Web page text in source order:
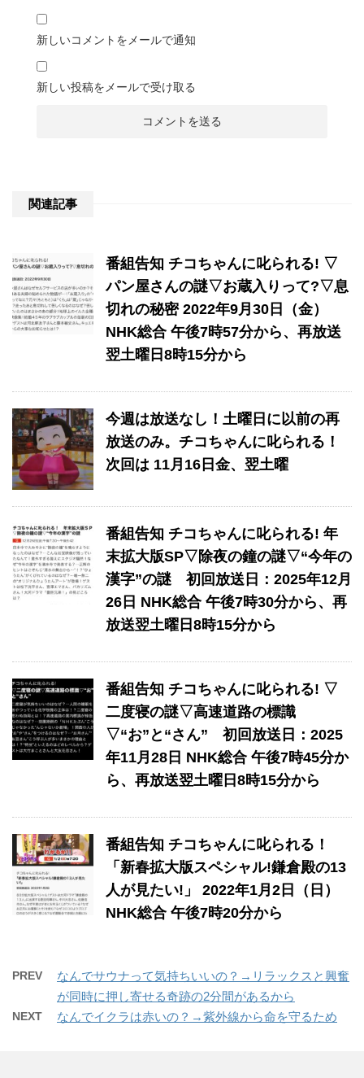
新しいコメントをメールで通知
新しい投稿をメールで受け取る
関連記事
番組告知 チコちゃんに叱られる! ▽
パン屋さんの謎▽お蔵入りって?▽息
切れの秘密 2022年9月30日（金）
NHK総合 午後7時57分から、再放送
翌土曜日8時15分から
今週は放送なし！土曜日に以前の再
放送のみ。チコちゃんに叱られる！
次回は 11月16日金、翌土曜
番組告知 チコちゃんに叱られる! 年
末拡大版SP▽除夜の鐘の謎▽“今年の
漢字”の謎 初回放送日：2025年12月
26日 NHK総合 午後7時30分から、再
放送翌土曜日8時15分から
番組告知 チコちゃんに叱られる! ▽
二度寝の謎▽高速道路の標識
▽“お”と“さん” 初回放送日：2025
年11月28日 NHK総合 午後7時45分か
ら、再放送翌土曜日8時15分から
番組告知 チコちゃんに叱られる！
「新春拡大版スペシャル!鎌倉殿の13
人が見たい!」 2022年1月2日（日）
NHK総合 午後7時20分から
PREV
なんでサウナって気持ちいいの？→リラックスと興奮
が同時に押し寄せる奇跡の2分間があるから
NEXT なんでイクラは赤いの？→紫外線から命を守るため